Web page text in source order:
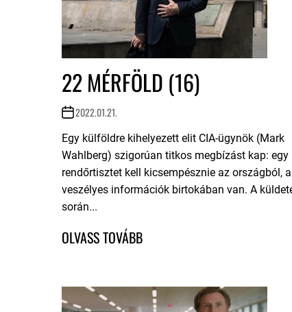
22 MÉRFÖLD (16)
2022.01.21.
Egy külföldre kihelyezett elit CIA-ügynök (Mark
Wahlberg) szigorúan titkos megbízást kap: egy
rendőrtisztet kell kicsempésznie az országból,
veszélyes információk birtokában van. A
során...